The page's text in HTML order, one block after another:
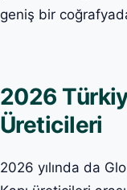
geniş bir
2026
Üreticileri
2026 yılında da